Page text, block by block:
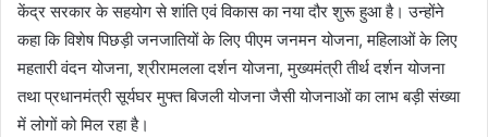
केंद्र सरकार के सहयोग से शांति एवं विकास का नया दौर शुरू हुआ है। उन्होंने
कहा कि विशेष पिछड़ी जनजातियों के लिए पीएम जनमन योजना, महिलाओं के लिए
महतारी वंदन योजना, श्रीरामलला दर्शन योजना, मुख्यमंत्री तीर्थ दर्शन योजना
तथा प्रधानमंत्री सूर्यघर मुफ्त बिजली योजना जैसी योजनाओं का लाभ बड़ी संख्या
में लोगों को मिल रहा है।